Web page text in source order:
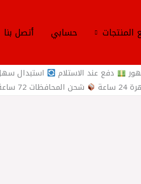
المنتجات حسابي أتصل بنا
دفع عند الاستلام
استبدال
شحن المحافظات 72 ساعة